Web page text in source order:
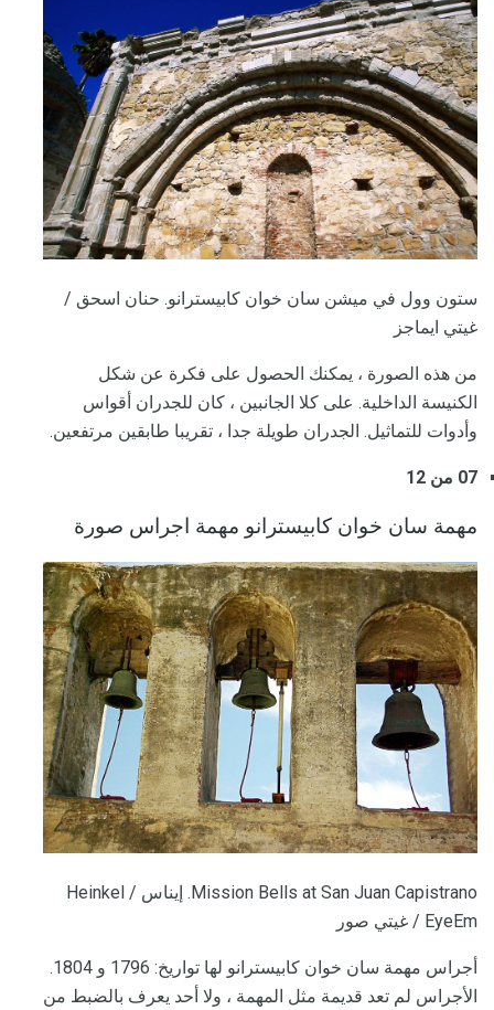
ستون وول في ميشن سان خوان كابيسترانو. حنان اسحق /
غيتي ايماجز
من هذه الصورة ، يمكنك الحصول على فكرة عن شكل
الكنيسة الداخلية. على كلا الجانبين ، كان للجدران أقواس
وأدوات للتماثيل. الجدران طويلة جدا ، تقريبا طابقين مرتفعين.
07 من 12
مهمة سان خوان كابيسترانو مهمة اجراس صورة
Mission Bells at San Juan Capistrano. إيناس Heinkel /
EyeEm / غيتي صور
أجراس مهمة سان خوان كابيسترانو لها تواريخ: 1796 و 1804.
الأجراس لم تعد قديمة مثل المهمة ، ولا أحد يعرف بالضبط من